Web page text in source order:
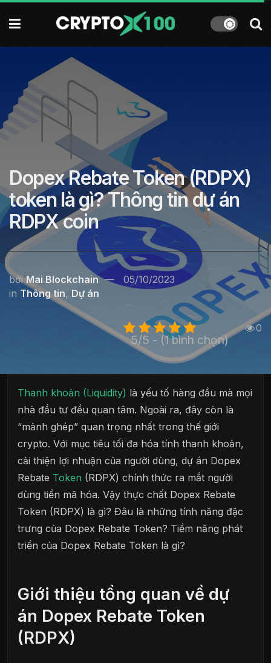
Dopex Rebate Token (RDPX)
token là gì? Thông tin dự án
RDPX coin
bởi Mai Blockchain
05/10/2023
in Thông tin, Dự án
5/5 - (1 bình chọn)
0
Thanh khoản (Liquidity) là yếu tố hàng đầu mà mọi
nhà đầu tư đều quan tâm. Ngoài ra, đây còn là
“mảnh ghép” quan trọng nhất trong thế giới
crypto. Với mục tiêu tối đa hóa tính thanh khoản,
cải thiện lợi nhuận của người dùng, dự án Dopex
Rebate Token (RDPX) chính thức ra mắt người
dùng tiền mã hóa. Vậy thực chất Dopex Rebate
Token (RDPX) là gì? Đâu là những tính năng đặc
trưng của Dopex Rebate Token? Tiềm năng phát
triển của Dopex Rebate Token là gì?
Giới thiệu tổng quan về dự
án Dopex Rebate Token
(RDPX)